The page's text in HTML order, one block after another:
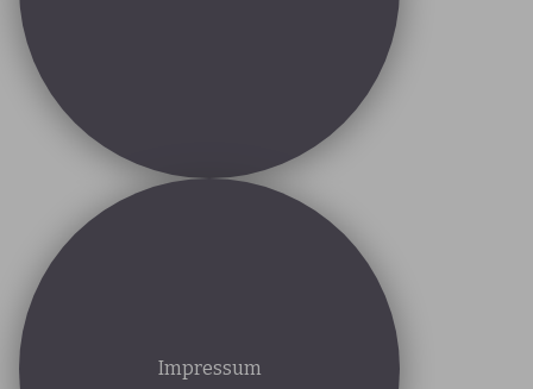
Impressum